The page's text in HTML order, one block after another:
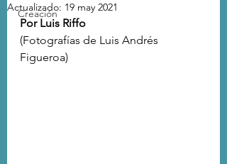
Creación
Actualizado: 19 may 2021
Por Luis Riffo
(Fotografías de Luis Andrés
Figueroa)